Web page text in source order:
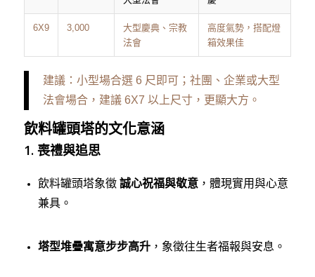
6X9 3,000
大型慶典、宗教
法會
高度氣勢，搭配燈
箱效果佳
建議：小型場合選 6 尺即可；社團、企業或大型
法會場合，建議 6X7 以上尺寸，更顯大方。
飲料罐頭塔的文化意涵
1. 喪禮與追思
飲料罐頭塔象徵 誠心祝福與敬意，體現實用與心意
兼具。
塔型堆疊寓意步步高升，象徵往生者福報與安息。